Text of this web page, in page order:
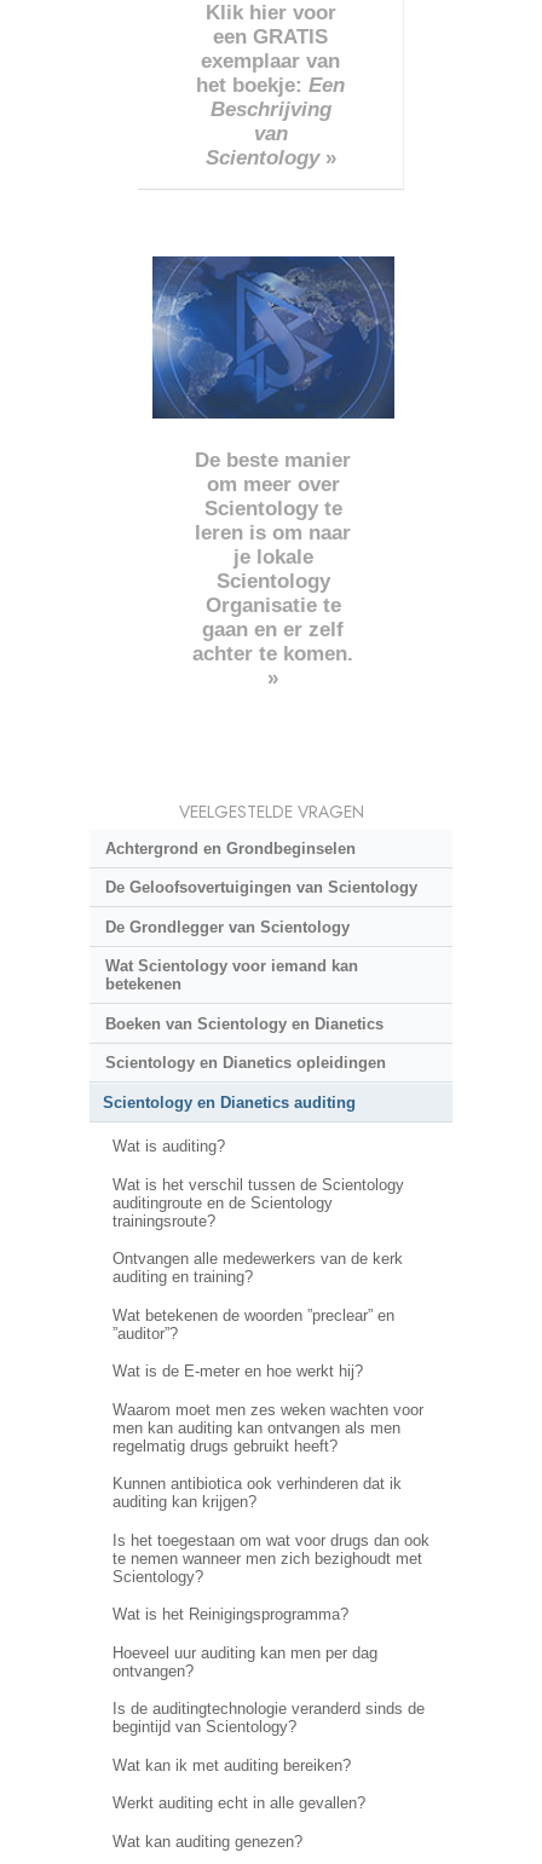
Klik hier voor
een GRATIS
exemplaar van
het boekje: Een
Beschrijving
van
Scientology»
De beste manier
om meer over
Scientology te
leren is om naar
je lokale
Scientology
Organisatie te
gaan en er zelf
achter te komen.
»
VEELGESTELDE VRAGEN
Achtergrond en Grondbeginselen
De Geloofsovertuigingen van Scientology
De Grondlegger van Scientology
Wat Scientology voor iemand kan
betekenen
Boeken van Scientology en Dianetics
Scientology en Dianetics opleidingen
Scientology en Dianetics auditing
Wat is auditing?
Wat is het verschil tussen de Scientology
auditingroute en de Scientology
trainingsroute?
Ontvangen alle medewerkers van de kerk
auditing en training?
Wat betekenen de woorden ”preclear” en
”auditor”?
Wat is de E-meter en hoe werkt hij?
Waarom moet men zes weken wachten voor
men kan auditing kan ontvangen als men
regelmatig drugs gebruikt heeft?
Kunnen antibiotica ook verhinderen dat ik
auditing kan krijgen?
Is het toegestaan om wat voor drugs dan ook
te nemen wanneer men zich bezighoudt met
Scientology?
Wat is het Reinigingsprogramma?
Hoeveel uur auditing kan men per dag
ontvangen?
Is de auditingtechnologie veranderd sinds de
begintijd van Scientology?
Wat kan ik met auditing bereiken?
Werkt auditing echt in alle gevallen?
Wat kan auditing genezen?